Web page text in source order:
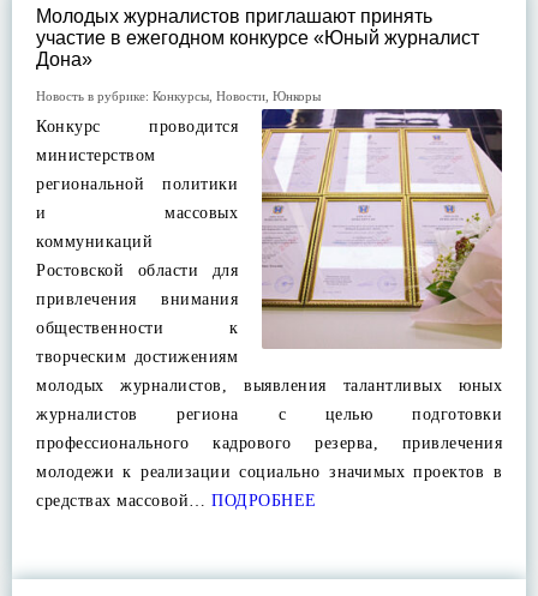
Молодых журналистов приглашают принять
участие в ежегодном конкурсе «Юный журналист
Дона»
Новость в рубрике: Конкурсы Новости Юнкоры
Конкурс проводится
министерством
региональной политики
и массовых
коммуникаций
Ростовской области для
привлечения внимания
общественности к
творческим достижениям
молодых журналистов, выявления талантливых юных
журналистов региона с целью подготовки
профессионального кадрового резерва, привлечения
молодежи к реализации социально значимых проектов в
средствах массовой… ПОДРОБНЕЕ